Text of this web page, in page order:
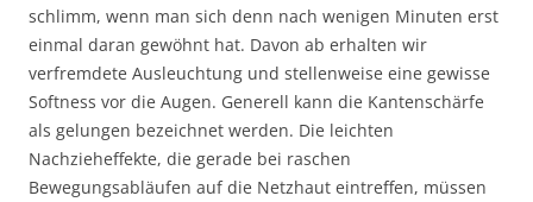
schlimm, wenn man sich denn nach wenigen Minuten erst
einmal daran gewöhnt hat. Davon ab erhalten wir
verfremdete Ausleuchtung und stellenweise eine gewisse
Softness vor die Augen. Generell kann die Kantenschärfe
als gelungen bezeichnet werden. Die leichten
Nachzieheffekte, die gerade bei raschen
Bewegungsabläufen auf die Netzhaut eintreffen, müssen